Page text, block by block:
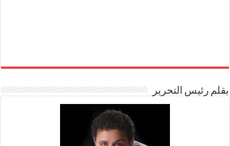
بقلم رئيس التحرير